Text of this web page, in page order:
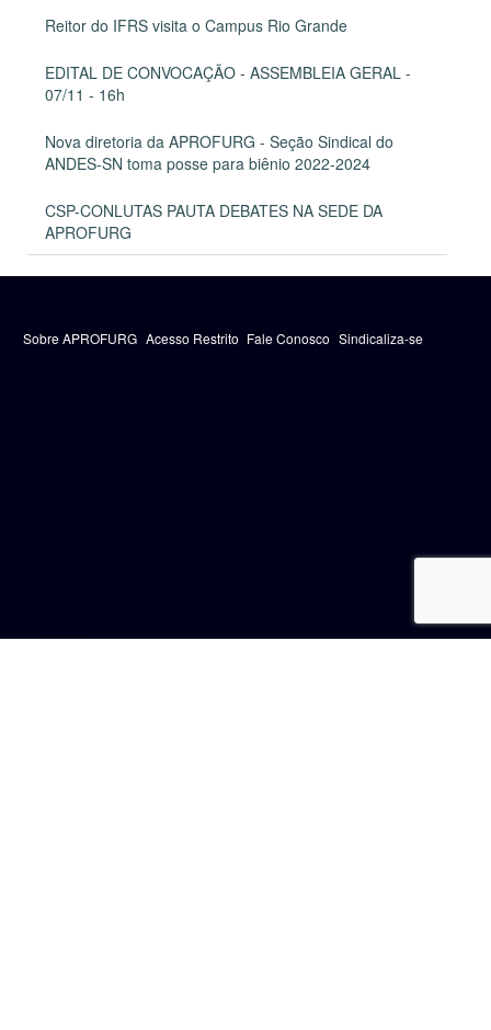
Reitor do IFRS visita o Campus Rio Grande
EDITAL DE CONVOCAÇÃO - ASSEMBLEIA GERAL -
07/11 - 16h
Nova diretoria da APROFURG - Seção Sindical do
ANDES-SN toma posse para biênio 2022-2024
CSP-CONLUTAS PAUTA DEBATES NA SEDE DA
APROFURG
Sobre APROFURG Acesso Restrito Fale Conosco Sindicaliza-se